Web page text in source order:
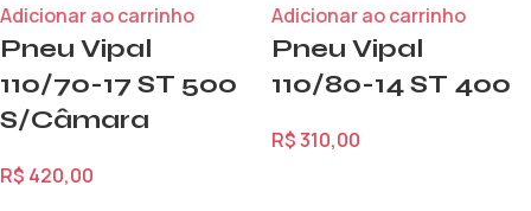
Adicionar ao carrinho
Pneu Vipal
110/70-17 ST 500
S/Câmara
R$ 420,00
Adicionar ao carrinho
Pneu Vipal
110/80-14 ST 400
R$310,00